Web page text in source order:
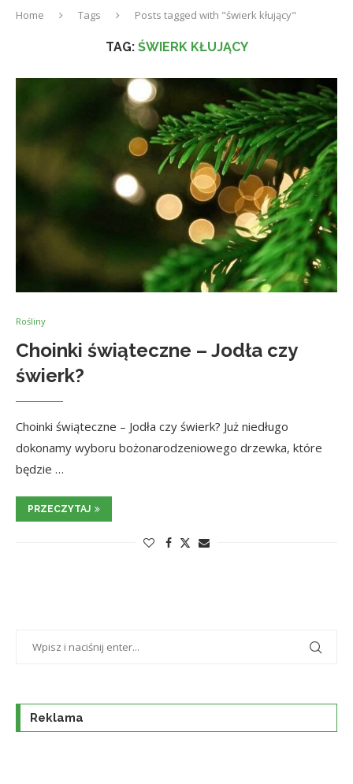
Home Tags Posts tagged with "świerk kłujący"
TAG: ŚWIERK KŁUJĄCY
Rośliny
Choinki świąteczne – Jodła czy
świerk?
Choinki świąteczne – Jodła czy świerk? Już niedługo
dokonamy wyboru bożonarodzeniowego drzewka, które
będzie …
PRZECZYTAJ
Reklama